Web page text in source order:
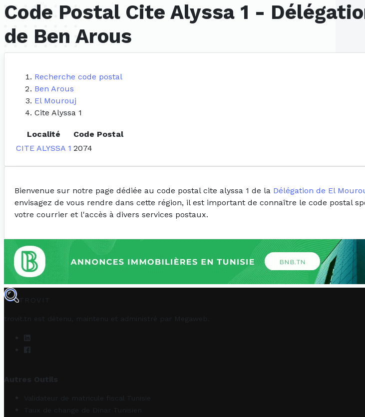
Code Postal Cite Alyssa 1 -
de Ben Arous
Recherche code postal
Ben Arous
El Mourouj
Cite Alyssa 1
Localité
Code Postal
CITE ALYSSA 1 2074
Bienvenue sur notre page dédiée au code postal cite alyssa 1 de la Délégation de El
envisagez de vous rendre dans cette région, il est important de connaître le code postal
votre courrier et l'accès à divers services postaux.
TROVIT
trovit.tn est détenu, maintenu et administré par Megaweb
Autres Outils
Validateur de matricule fiscal Tunisie
Taux de change de Dinar Tunisien